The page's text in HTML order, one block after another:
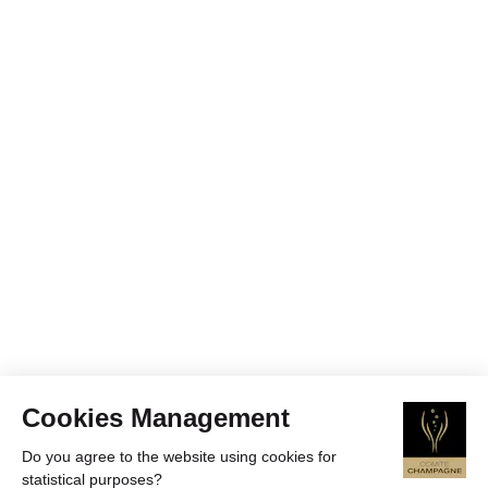
Cookies Management
Do you agree to the website using cookies for
statistical purposes?